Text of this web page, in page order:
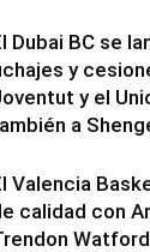
Dubai BC se
y
y el
a
Valencia
calidad con